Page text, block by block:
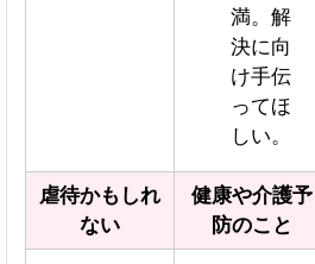
満。解
決に向
け手伝
ってほ
しい。
虐待かもしれ
ない
健康や介護予
防のこと